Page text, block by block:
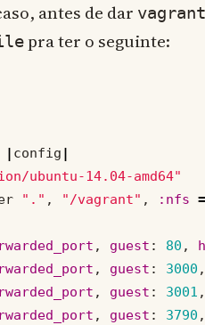
antes de dar vagrant
pra ter o seguinte:
config
ubuntu-14.04-amd64"
"." , "/vagrant" , :nfs
, guest : 80 ,
, guest : 3000 ,
, guest : 3001 ,
, guest : 3790 ,